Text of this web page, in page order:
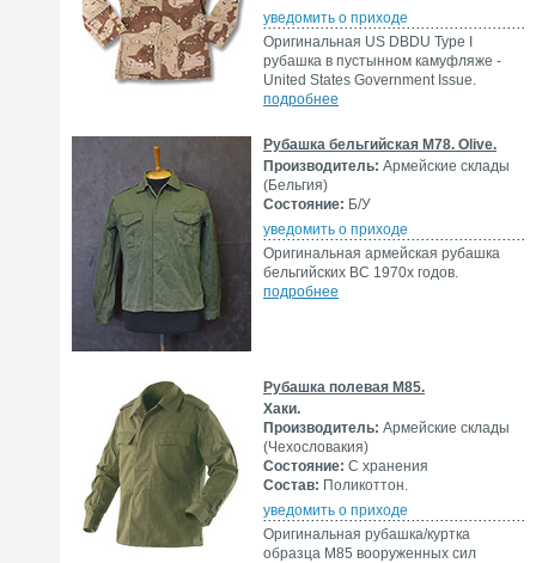
уведомить о приходе
Оригинальная US DBDU Type I
рубашка в пустынном камуфляже -
United States Government Issue.
подробнее
Рубашка бельгийская M78. Olive.
Производитель: Армейские склады
(Бельгия)
Состояние: Б/У
уведомить о приходе
Оригинальная армейская рубашка
бельгийских ВС 1970х годов.
подробнее
Рубашка полевая M85.
Хаки.
Производитель: Армейские склады
(Чехословакия)
Состояние: С хранения
Состав: Поликоттон.
уведомить о приходе
Оригинальная рубашка/куртка
образца M85 вооруженных сил